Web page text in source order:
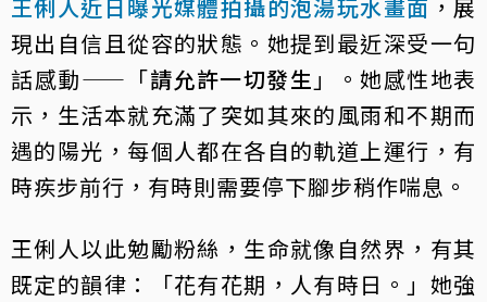
王俐人近日曝光媒體拍攝的泡湯玩水畫面 ，展
現出自信且從容的狀態。她提到最近深受一句
話感動——「請允許一切發生 」。她感性地表
示，生活本就充滿了突如其來的風雨和不期而
遇的陽光，每個人都在各自的軌道上運行，有
時疾步前行，有時則需要停下腳步稍作喘息。
王俐人以此勉勵粉絲，生命就像自然界，有其
既定的韻律：「花有花期，人有時日。」她強